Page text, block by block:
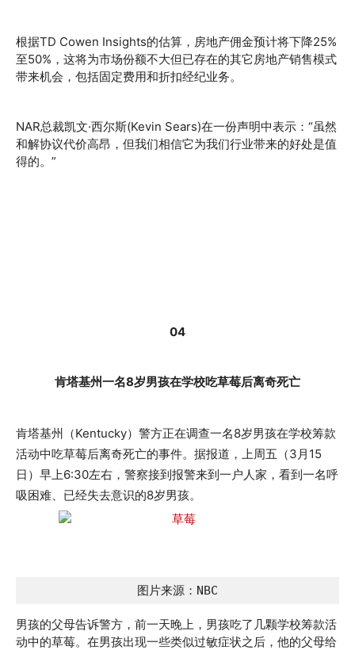
根据TD Cowen Insights的估算，房地产佣金预计将下降25%
至50%，这将为市场份额不大但已存在的其它房地产销售模式
带来机会，包括固定费用和折扣经纪业务。
NAR总裁凯文·西尔斯(Kevin Sears)在一份声明中表示：“虽然
和解协议代价高昂，但我们相信它为我们行业带来的好处是值
得的。”
04
肯塔基州一名8岁男孩在学校吃草莓后离奇死亡
肯塔基州（Kentucky）警方正在调查一名8岁男孩在学校筹款
活动中吃草莓后离奇死亡的事件。据报道，上周五（3月15
日）早上6:30左右，警察接到报警来到一户人家，看到一名呼
吸困难、已经失去意识的8岁男孩。
图片来源：NBC
男孩的父母告诉警方，前一天晚上，男孩吃了几颗学校筹款活
动中的草莓。在男孩出现一些类似过敏症状之后，他的父母给